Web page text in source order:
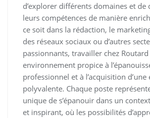
d’explorer différents domaines et de
leurs compétences de manière
ce soit dans la rédaction, le
des réseaux sociaux ou d’autres
passionnants, travailler chez
environnement propice à
professionnel et à l’acquisition d’une
polyvalente. Chaque poste
unique de s’épanouir dans un
et inspirant, où les possibilités